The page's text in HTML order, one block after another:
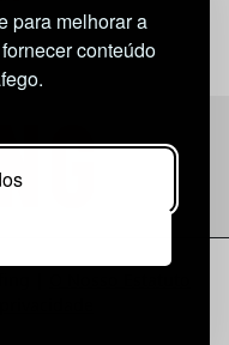
para melhorar a
conteúdo